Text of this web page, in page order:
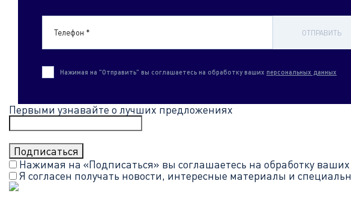
Телефон * ОТПРАВИТЬ
Нажимая на "Отправить" вы соглашаетесь на обработку ваших персональных данных
Первыми узнавайте о лучших предложениях
Нажимая на «Подписаться» вы соглашаетесь на обработку ваших
Я согласен получать новости, интересные материалы и